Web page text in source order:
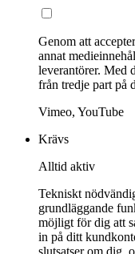
Genom att
annat
leverantörer. Med
från tredje part på
Vimeo, YouTube
Krävs
Alltid aktiv
Tekniskt
grundläggande
möjligt för dig att
in på ditt